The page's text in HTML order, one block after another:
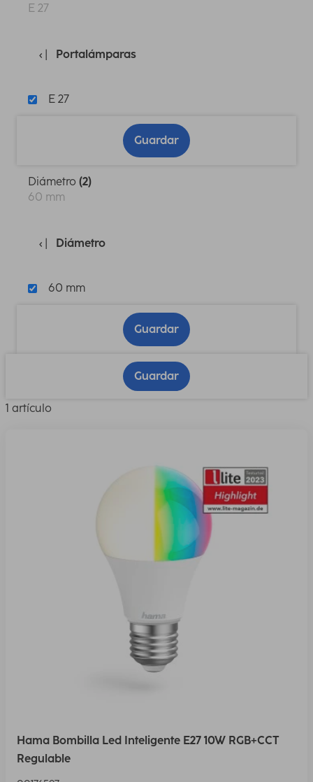
E 27
Portalámparas
E 27
Guardar
Diámetro (2)
60 mm
Diámetro
60 mm
Guardar
Guardar
1 artículo
Hama Bombilla Led Inteligente E27 10W RGB+CCT
Regulable